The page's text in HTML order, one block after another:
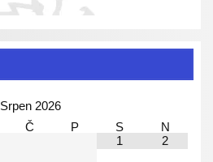
Srpen 2026
Č P S
N
1
2